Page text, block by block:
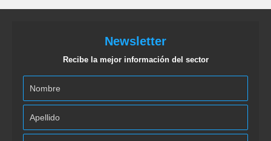
Newsletter
Recibe la mejor información del sector